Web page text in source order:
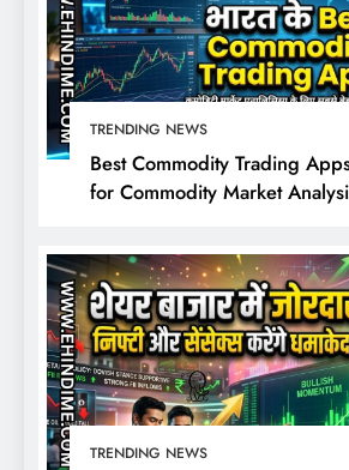
TRENDING NEWS
Best Commodity Trading
for Commodity Market
TRENDING NEWS